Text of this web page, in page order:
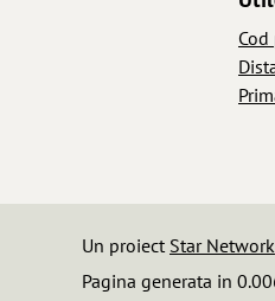
Un proiect Star Network
Pagina generata in